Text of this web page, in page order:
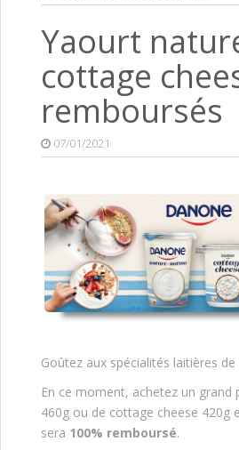
Yaourt
cottage
remboursés
07/01/2021
Goûtez aux spécialités laitières
En ce moment, achetez un
460g ou de cottage cheese 420g
sera 100% remboursé.